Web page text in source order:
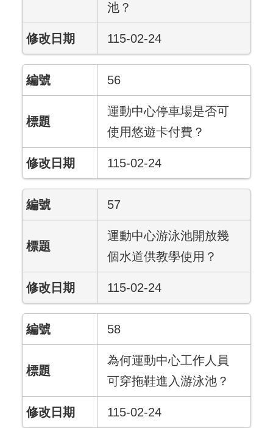
池？
115-02-24
56
運動中心停車場是否可
使用悠遊卡付費？
115-02-24
57
運動中心游泳池開放幾
個水道供教學使用？
115-02-24
58
為何運動中心工作人員
可穿拖鞋進入游泳池？
115-02-24